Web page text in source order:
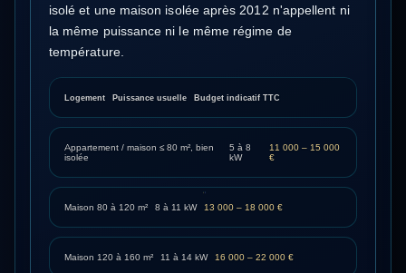
isolé et une maison isolée après 2012 n'appellent ni
la même puissance ni le même régime de
température.
Logement Puissance usuelle Budget indicatif TTC
Appartement / maison ≤ 80 m², bien
isolée
5 à 8
kW
11 000 – 15 000
€
Maison 80 à 120 m² 8 à 11 kW 13 000 – 18 000 €
Maison 120 à 160 m² 11 à 14 kW 16 000 – 22 000 €